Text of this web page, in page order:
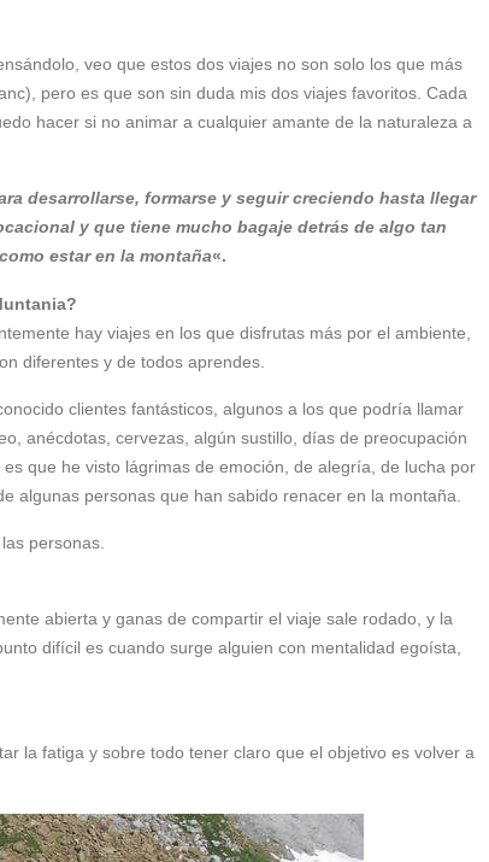
veo que estos dos viajes no son solo los que más
pero es que son sin duda mis dos viajes favoritos. Cada
hacer si no animar a cualquier amante de la naturaleza a
desarrollarse, formarse y seguir creciendo hasta llegar
y que tiene mucho bagaje detrás de algo tan
estar en la montaña«.
hay viajes en los que disfrutas más por el ambiente,
diferentes y de todos aprendes.
clientes fantásticos, algunos a los que podría llamar
anécdotas, cervezas, algún sustillo, días de preocupación
que he visto lágrimas de emoción, de alegría, de lucha por
algunas personas que han sabido renacer en la montaña.
personas.
abierta y ganas de compartir el viaje sale rodado, y la
difícil es cuando surge alguien con mentalidad egoísta,
la fatiga y sobre todo tener claro que el objetivo es volver a